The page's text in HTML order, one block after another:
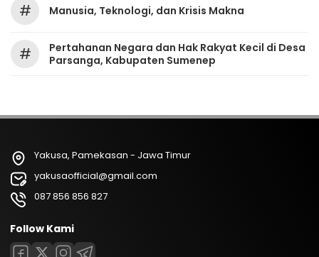
# Manusia, Teknologi, dan Krisis Makna
#
Pertahanan Negara dan Hak Rakyat Kecil di Desa
Parsanga, Kabupaten Sumenep
Yakusa, Pamekasan - Jawa Timur
yakusaofficial@gmail.com
087 856 856 827
Follow Kami